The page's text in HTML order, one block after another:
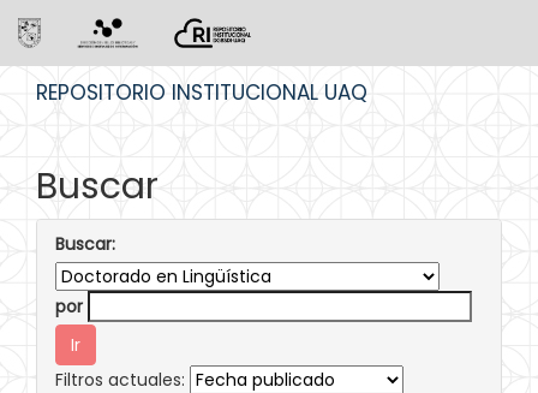
REPOSITORIO INSTITUCIONAL UAQ
Buscar
Buscar:
por
Filtros actuales: